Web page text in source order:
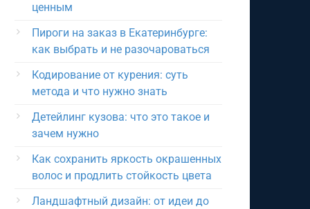
ценным
Пироги на заказ в Екатеринбурге:
как выбрать и не разочароваться
Кодирование от курения: суть
метода и что нужно знать
Детейлинг кузова: что это такое и
зачем нужно
Как сохранить яркость окрашенных
волос и продлить стойкость цвета
Ландшафтный дизайн: от идеи до